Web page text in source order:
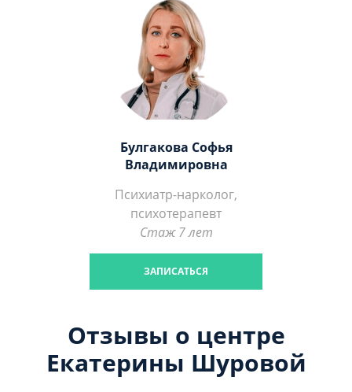
Булгакова Софья
Владимировна
Психиатр-нарколог,
психотерапевт
Стаж 7 лет
ЗАПИСАТЬСЯ
Отзывы о центре
Екатерины Шуровой